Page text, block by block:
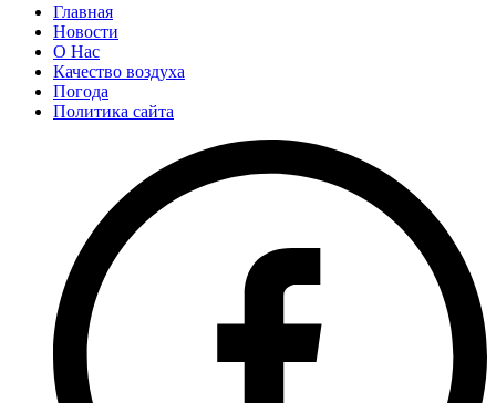
Главная
Новости
О Нас
Качество воздуха
Погода
Политика сайта